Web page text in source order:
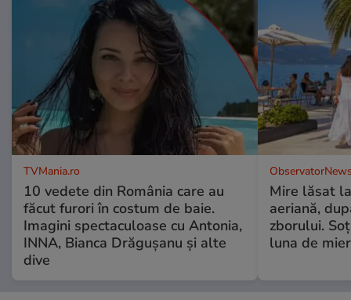
TVMania.ro
10 vedete din România care au
făcut furori în costum de baie.
Imagini spectaculoase cu Antonia,
INNA, Bianca Drăgușanu și alte
dive
Mire lăsat
aeriană,
zborului.
luna de